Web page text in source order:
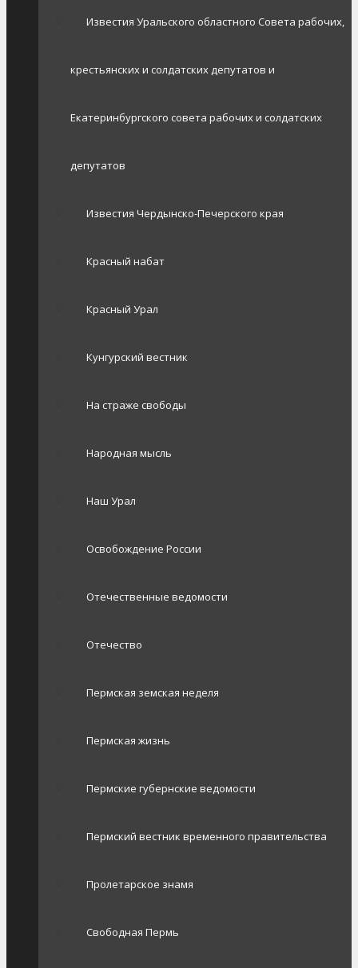
Известия Уральского областного Совета рабочих,
крестьянских и солдатских депутатов и
Екатеринбургского совета рабочих и солдатских
депутатов
Известия Чердынско-Печерского края
Красный набат
Красный Урал
Кунгурский вестник
На страже свободы
Народная мысль
Наш Урал
Освобождение России
Отечественные ведомости
Отечество
Пермская земская неделя
Пермская жизнь
Пермские губернские ведомости
Пермский вестник временного правительства
Пролетарское знамя
Свободная Пермь